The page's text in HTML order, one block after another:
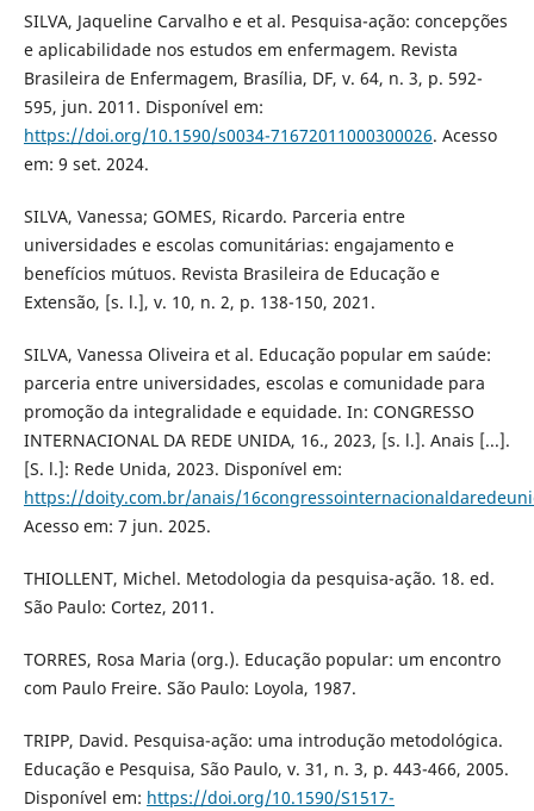
SILVA, Jaqueline Carvalho e et al. Pesquisa-ação: concepções
e aplicabilidade nos estudos em enfermagem. Revista
Brasileira de Enfermagem, Brasília, DF, v. 64, n. 3, p. 592-
595, jun. 2011. Disponível em:
https://doi.org/10.1590/s0034-71672011000300026. Acesso
em: 9 set. 2024.
SILVA, Vanessa; GOMES, Ricardo. Parceria entre
universidades e escolas comunitárias: engajamento e
benefícios mútuos. Revista Brasileira de Educação e
Extensão, [s. l.], v. 10, n. 2, p. 138-150, 2021.
SILVA, Vanessa Oliveira et al. Educação popular em saúde:
parceria entre universidades, escolas e comunidade para
promoção da integralidade e equidade. In: CONGRESSO
INTERNACIONAL DA REDE UNIDA, 16., 2023, [s. l.]. Anais [...].
[S. l.]: Rede Unida, 2023. Disponível em:
https://doity.com.br/anais/
Acesso em: 7 jun. 2025.
THIOLLENT, Michel. Metodologia da pesquisa-ação. 18. ed.
São Paulo: Cortez, 2011.
TORRES, Rosa Maria (org.). Educação popular: um encontro
com Paulo Freire. São Paulo: Loyola, 1987.
TRIPP, David. Pesquisa-ação: uma introdução metodológica.
Educação e Pesquisa, São Paulo, v. 31, n. 3, p. 443-466, 2005.
Disponível em: https://doi.org/10.1590/S1517-